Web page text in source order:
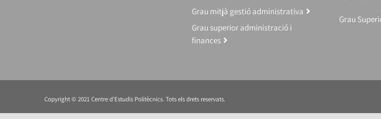
Grau mitjà gestió administrativa
Grau superior administració i
finances
Grau
Copyright © 2021 Centre d’Estudis Politècnics. Tots els drets reservats.